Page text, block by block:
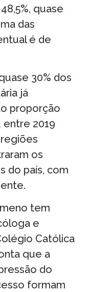
quase
das
é de
30% dos
já
proporção
2019
regiões
os
do país, com
tem
e
Católica
que a
do
formam